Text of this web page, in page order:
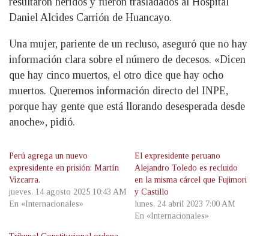
Daniel Alcides Carrión de Huancayo.
Una mujer, pariente de un recluso, aseguró que no hay
información clara sobre el número de decesos. «Dicen
que hay cinco muertos, el otro dice que hay ocho
muertos. Queremos información directo del INPE,
porque hay gente que está llorando desesperada desde
anoche», pidió.
Perú agrega un nuevo
expresidente en prisión: Martín
Vizcarra.
jueves, 14 agosto 2025 10:43 AM
En «Internacionales»
El expresidente peruano
Alejandro Toledo es recluido
en la misma cárcel que Fujimori
y Castillo
lunes, 24 abril 2023 7:00 AM
En «Internacionales»